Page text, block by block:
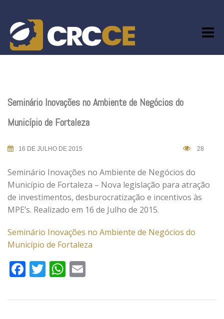
content
Seminário Inovações no Ambiente de Negócios do
Município de Fortaleza
16 DE JULHO DE 2015 28
Seminário Inovações no Ambiente de Negócios do
Município de Fortaleza – Nova legislação para atração
de investimentos, desburocratização e incentivos às
MPE’s. Realizado em 16 de Julho de 2015.
Seminário Inovações no Ambiente de Negócios do
Município de Fortaleza
Facebook
TwitterWhatsApp